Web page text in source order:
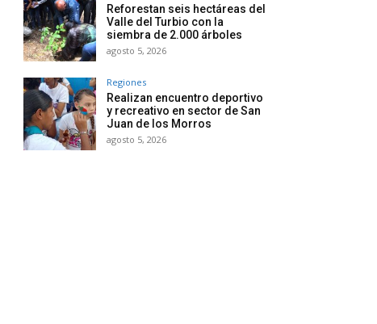
Reforestan seis hectáreas del
Valle del Turbio con la
siembra de 2.000 árboles
agosto 5, 2026
Regiones
Realizan encuentro deportivo
y recreativo en sector de San
Juan de los Morros
agosto 5, 2026